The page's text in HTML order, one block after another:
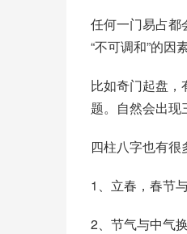
任何一门易占都
“不可调和”的因
比如奇门起盘，
题。自然会出现
四柱八字也有很
1、立春，春节
2、节气与中气换